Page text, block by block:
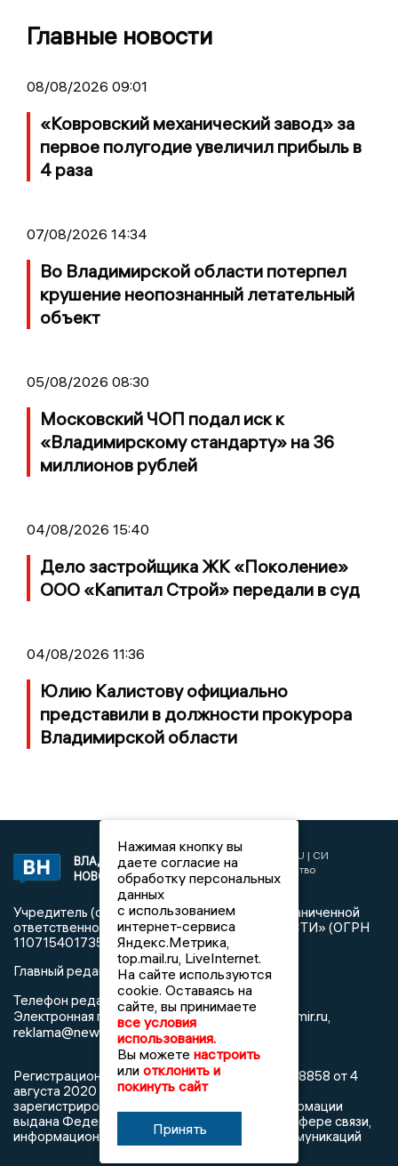
Главные новости
08/08/2026 09:01
«Ковровский механический завод» за
первое полугодие увеличил прибыль в
4 раза
07/08/2026 14:34
Во Владимирской области потерпел
крушение неопознанный летательный
объект
05/08/2026 08:30
Московский ЧОП подал иск к
«Владимирскому стандарту» на 36
миллионов рублей
04/08/2026 15:40
Дело застройщика ЖК «Поколение»
ООО «Капитал Строй» передали в суд
04/08/2026 11:36
Юлию Калистову официально
представили в должности прокурора
Владимирской области
ВЛАДИМИРСКИЕ
НОВОСТИ
2017 © NEWSVLADIMIR.RU | СИ
«Информационное агентство
Владимирские новости»
Учредитель (соучредители): Общество с ограниченной
ответственностью «РЕГИОНАЛЬНЫЕ НОВОСТИ» (ОГРН
1107154017354)
Главный редактор: Мазов С. А.
Телефон редакции:8 (4922) 666916
Электронная почта редакции:info@newsvladimir.ru
reklama@newsvladimir.ru
Регистрационный номер: серия Эл № ФС77-78858 от 4
августа 2020 г. согласно выписке из реестра
зарегистрированных средств массовой информации
выдана Федеральной службой по надзору в сфере связи,
информационных технологий и массовых коммуникаций
Нажимая кнопку вы
даете согласие на
обработку персональных
данных
с использованием
интернет-сервиса
Яндекс.Метрика,
top.mail.ru, LiveInternet.
На сайте используются
cookie. Оставаясь на
сайте, вы принимаете
все условия
использования.
Вы можете настроить
или отклонить и
покинуть сайт
Принять